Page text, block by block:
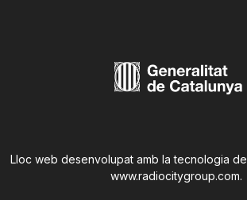
Lloc web desenvolupat amb la tecnologia de
www.radiocitygroup.com.